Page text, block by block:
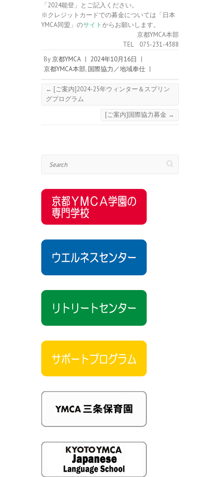
「2024能登」とご記入ください。
※クレジットカードでの募金については「日本
YMCA同盟」のサイトからお願いします。
京都YMCA本部
TEL 075-231-4388
By京都YMCA | 2024年10月16日
|
京都YMCA本部, 国際協力／地域奉仕 |
← [ご案内]2024-25年ウィンター＆スプリン
グプログラム
[ご案内]国際協力募金 →